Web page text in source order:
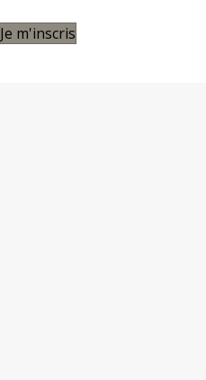
Je m'inscris